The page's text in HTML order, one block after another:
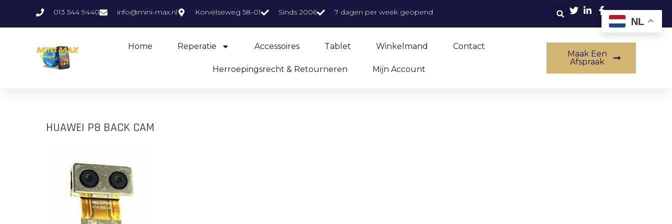
013 544 9440 info@mini-max.nl Korvelseweg 58-01 Sinds 2006 7 dagen per week geopend
Home Reperatie Accessoires Tablet Winkelmand Contact
Herroepingsrecht & Retourneren Mijn Account
Maak Een
Afspraak
HUAWEI P8 BACK CAM
NL